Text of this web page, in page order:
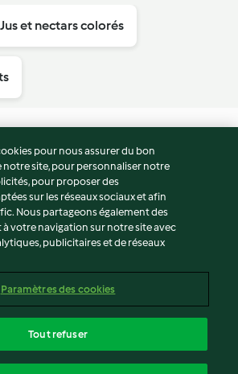
Jus et nectars colorés
pour nous assurer du bon
site, pour personnaliser notre
pour proposer des
sur les réseaux sociaux et afin
Nous partageons également des
votre navigation sur notre site avec
publicitaires et de réseaux
Paramètres des cookies
Tout refuser